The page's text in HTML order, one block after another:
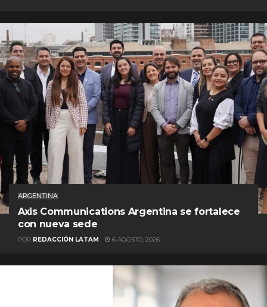
ARGENTINA
Axis Communications Argentina se fortalece
con nueva sede
POR REDACCIÓN LATAM 6 AGOSTO, 2026